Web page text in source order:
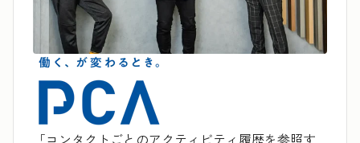
「コンタクトごとのアクティビティ履歴を参照す